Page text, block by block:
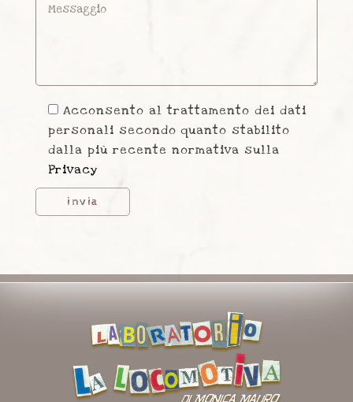
Acconsento al trattamento dei dati
personali secondo quanto stabilito
dalla più recente normativa sulla
Privacy